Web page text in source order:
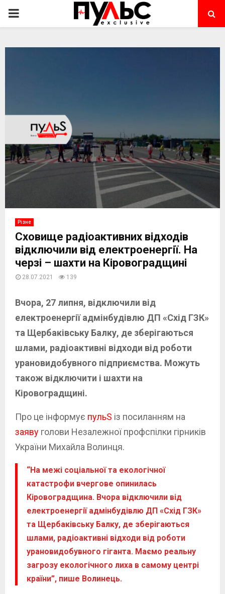
PRIMARY
Різне
Сховище радіоактивних відходів
відключили від електроенергії. На
черзі – шахти на Кіровоградщині
28.07.2021 139
Вчора, 27 липня, відключили від
електроенергії адмінбудівлю ДП «Схід ГЗК»
та Щербаківську Балку, де зберігаються
шлами, радіоактивні відходи від роботи
урановидобувного підприємства. Можуть
також відключити і шахти на
Кіровоградщині.
Про це інформує пульS із посиланням на
заяву голови Незалежної профспілки гірників
України Михайла Волинця.
“На межі соціальної та екологічної
катастрофи вчергове опинилась
Кіровоградщина. Вчора відключили від
електроенергії адмінбудівлю ДП «Схід ГЗК»
та Щербаківську Балку, де зберігаються
шлами, радіоактивні відходи від роботи
урановидобувного гіганта. Маємо реальну
загрозу екологічного лиха в самому центрі
країни”, пише Волинець.